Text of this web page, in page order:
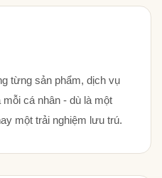
từng sản phẩm, dịch vụ
cá nhân - dù là một
một trải nghiệm lưu trú.